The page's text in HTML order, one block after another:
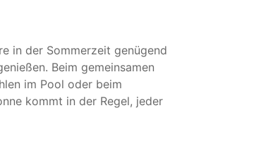
in der Sommerzeit genügend
Beim gemeinsamen
im Pool oder beim
kommt in der Regel, jeder